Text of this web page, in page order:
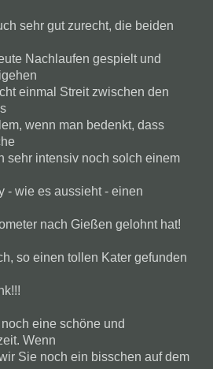
sehr gut zurecht, die beiden
Nachlaufen gespielt und
einmal Streit zwischen den
wenn man bedenkt, dass
sehr intensiv noch solch einem
- wie es aussieht - einen
nach Gießen gelohnt hat!
so einen tollen Kater gefunden
eine schöne und
Wenn
Sie noch ein bisschen auf dem